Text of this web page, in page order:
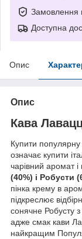
Замовлення
Доступна
Опис
Опис
Кава
Купити
означає купити
чарівний аромат
(40%) і Робусти
пінка крему в
підкреслює
сонячне Робусту
адже смак кави
найкращим